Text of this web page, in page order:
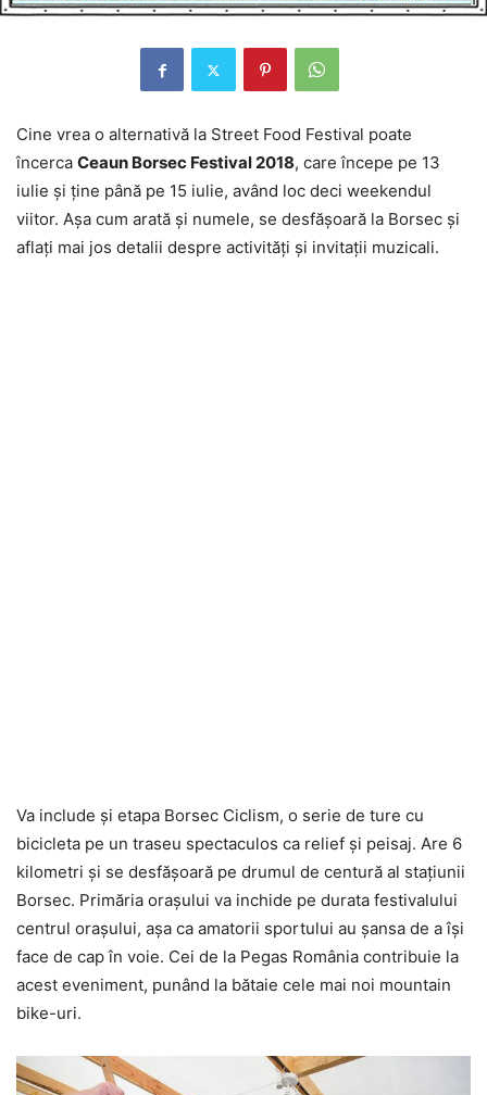
Cine vrea o alternativă la Street Food Festival poate
încerca Ceaun Borsec Festival 2018, care începe pe 13
iulie şi ţine până pe 15 iulie, având loc deci weekendul
viitor. Aşa cum arată şi numele, se desfăşoară la Borsec şi
aflaţi mai jos detalii despre activităţi şi invitaţii muzicali.
Va include şi etapa Borsec Ciclism, o serie de ture cu
bicicleta pe un traseu spectaculos ca relief şi peisaj. Are 6
kilometri şi se desfăşoară pe drumul de centură al staţiunii
Borsec. Primăria oraşului va inchide pe durata festivalului
centrul oraşului, aşa ca amatorii sportului au şansa de a îşi
face de cap în voie. Cei de la Pegas România contribuie la
acest eveniment, punând la bătaie cele mai noi mountain
bike-uri.